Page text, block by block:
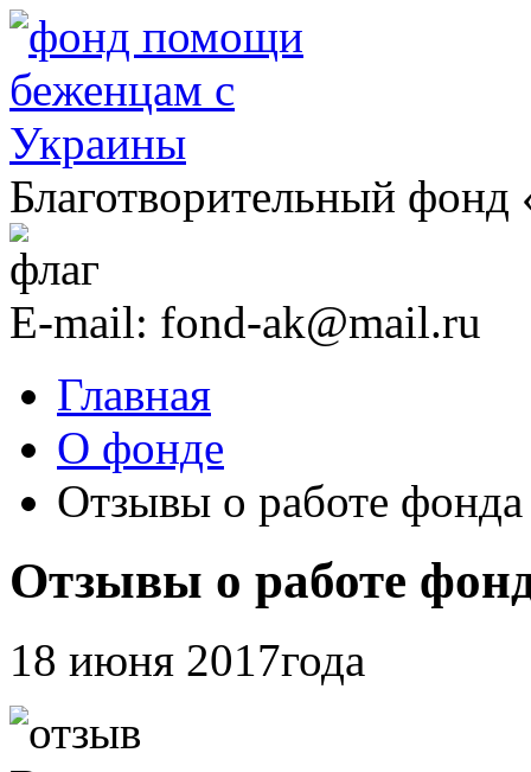
Благотворительный
E-mail: fond-ak@mail.ru
Главная
О фонде
Отзывы о работе фонда
Отзывы о работе
18 июня 2017года